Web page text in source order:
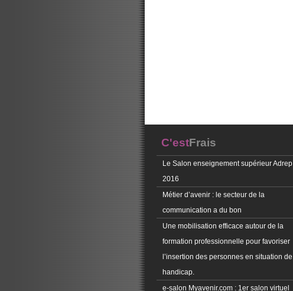
C'estFrais
Le Salon enseignement supérieur Adrep
2016
Métier d’avenir : le secteur de la
communication a du bon
Une mobilisation efficace autour de la
formation professionnelle pour favoriser
l’insertion des personnes en situation de
handicap.
e-salon Myavenir.com : 1er salon virtuel